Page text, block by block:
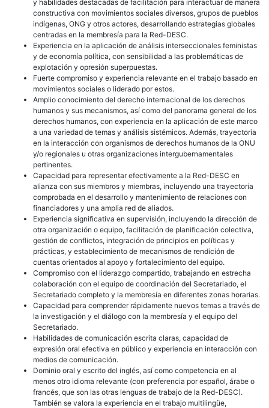
y habilidades destacadas de facilitación para interactuar de manera
constructiva con movimientos sociales diversos, grupos de pueblos
indígenas, ONG y otros actores, desarrollando estrategias globales
centradas en la membresía para la Red-DESC.
Experiencia en la aplicación de análisis interseccionales feministas
y de economía política, con sensibilidad a las problemáticas de
explotación y opresión superpuestas.
Fuerte compromiso y experiencia relevante en el trabajo basado en
movimientos sociales o liderado por estos.
Amplio conocimiento del derecho internacional de los derechos
humanos y sus mecanismos, así como del panorama general de los
derechos humanos, con experiencia en la aplicación de este marco
a una variedad de temas y análisis sistémicos. Además, trayectoria
en la interacción con organismos de derechos humanos de la ONU
y/o regionales u otras organizaciones intergubernamentales
pertinentes.
Capacidad para representar efectivamente a la Red-DESC en
alianza con sus miembros y miembras, incluyendo una trayectoria
comprobada en el desarrollo y mantenimiento de relaciones con
financiadores y una amplia red de aliados.
Experiencia significativa en supervisión, incluyendo la dirección de
otra organización o equipo, facilitación de planificación colectiva,
gestión de conflictos, integración de principios en políticas y
prácticas, y establecimiento de mecanismos de rendición de
cuentas orientados al apoyo y fortalecimiento del equipo.
Compromiso con el liderazgo compartido, trabajando en estrecha
colaboración con el equipo de coordinación del Secretariado, el
Secretariado completo y la membresía en diferentes zonas horarias.
Capacidad para comprender rápidamente nuevos temas a través de
la investigación y el diálogo con la membresía y el equipo del
Secretariado.
Habilidades de comunicación escrita claras, capacidad de
expresión oral efectiva en público y experiencia en interacción con
medios de comunicación.
Dominio oral y escrito del inglés, así como competencia en al
menos otro idioma relevante (con preferencia por español, árabe o
francés, que son las otras lenguas de trabajo de la Red-DESC).
También se valora la experiencia en el trabajo multilingüe,